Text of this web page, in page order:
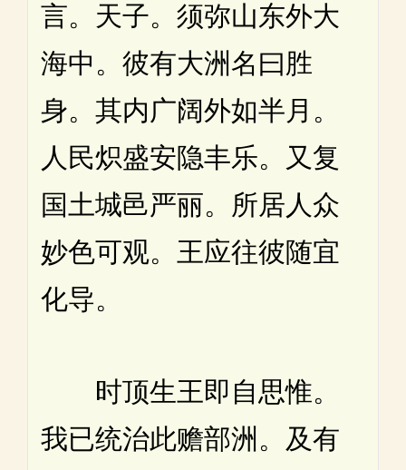
言。天子。须弥山东外大
海中。彼有大洲名曰胜
身。其内广阔外如半月。
人民炽盛安隐丰乐。又复
国土城邑严丽。所居人众
妙色可观。王应往彼随宜
化导。
时顶生王即自思惟。
我已统治此赡部洲。及有